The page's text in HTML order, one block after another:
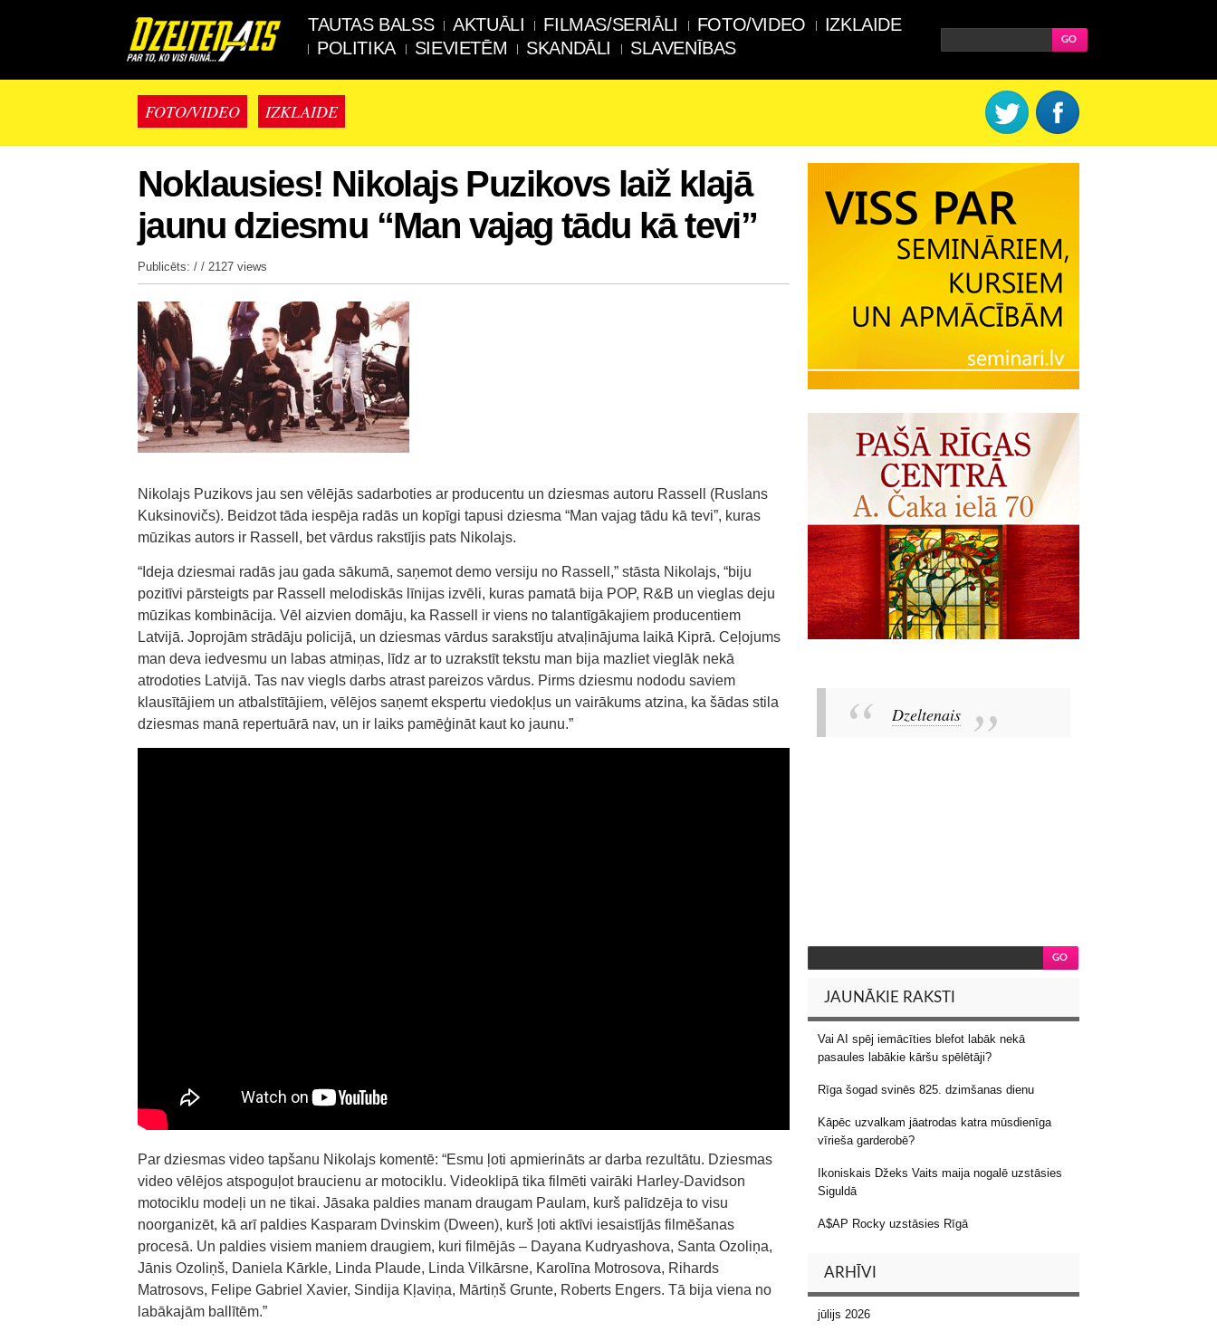
TAUTAS BALSS AKTUĀLI FILMAS/SERIĀLI FOTO/VIDEO
IZKLAIDE
POLITIKA
SIEVIETĒM SKANDĀLI SLAVENĪBAS
FOTO/VIDEO IZKLAIDE
Noklausies! Nikolajs Puzikovs laiž klajā
jaunu dziesmu “Man vajag tādu kā tevi”
Publicēts: / / 2127 views
Nikolajs Puzikovs jau sen vēlējās sadarboties ar producentu un dziesmas autoru Rassell (Ruslans
Kuksinovičs). Beidzot tāda iespēja radās un kopīgi tapusi dziesma “Man vajag tādu kā tevi”, kuras
mūzikas autors ir Rassell, bet vārdus rakstījis pats Nikolajs.
“Ideja dziesmai radās jau gada sākumā, saņemot demo versiju no Rassell,” stāsta Nikolajs, “biju
pozitīvi pārsteigts par Rassell melodiskās līnijas izvēli, kuras pamatā bija POP, R&B un vieglas deju
mūzikas kombinācija. Vēl aizvien domāju, ka Rassell ir viens no talantīgākajiem producentiem
Latvijā. Joprojām strādāju policijā, un dziesmas vārdus sarakstīju atvaļinājuma laikā Kiprā. Ceļojums
man deva iedvesmu un labas atmiņas, līdz ar to uzrakstīt tekstu man bija mazliet vieglāk nekā
atrodoties Latvijā. Tas nav viegls darbs atrast pareizos vārdus. Pirms dziesmu nododu saviem
klausītājiem un atbalstītājiem, vēlējos saņemt ekspertu viedokļus un vairākums atzina, ka šādas stila
dziesmas manā repertuārā nav, un ir laiks pamēģināt kaut ko jaunu.”
Par dziesmas video tapšanu Nikolajs komentē: “Esmu ļoti apmierināts ar darba rezultātu. Dziesmas
video vēlējos atspoguļot braucienu ar motociklu. Videoklipā tika filmēti vairāki Harley-Davidson
motociklu modeļi un ne tikai. Jāsaka paldies manam draugam Paulam, kurš palīdzēja to visu
noorganizēt, kā arī paldies Kasparam Dvinskim (Dween), kurš ļoti aktīvi iesaistījās filmēšanas
procesā. Un paldies visiem maniem draugiem, kuri filmējās – Dayana Kudryashova, Santa Ozoliņa,
Jānis Ozoliņš, Daniela Kārkle, Linda Plaude, Linda Vilkārsne, Karolīna Motrosova, Rihards
Matrosovs, Felipe Gabriel Xavier, Sindija Kļaviņa, Mārtiņš Grunte, Roberts Engers. Tā bija viena no
labākajām ballītēm.”
Dzeltenais
JAUNĀKIE RAKSTI
Vai AI spēj iemācīties blefot labāk nekā
pasaules labākie kāršu spēlētāji?
Rīga šogad svinēs 825. dzimšanas dienu
Kāpēc uzvalkam jāatrodas katra mūsdienīga
vīrieša garderobē?
Ikoniskais Džeks Vaits maija nogalē uzstāsies
Siguldā
A$AP Rocky uzstāsies Rīgā
ARHĪVI
jūlijs 2026